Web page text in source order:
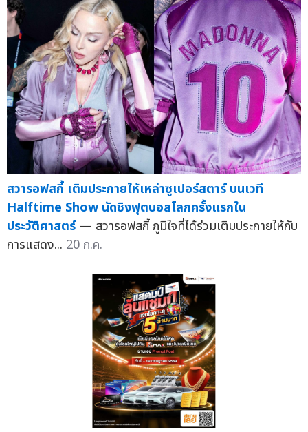
สวารอฟสกี้ เติมประกายให้เหล่าซูเปอร์สตาร์ บนเวที
Halftime Show นัดชิงฟุตบอลโลกครั้งแรกใน
ประวัติศาสตร์ — สวารอฟสกี้ ภูมิใจที่ได้ร่วมเติมประกายให้กับ
การแสดง... 20 ก.ค.